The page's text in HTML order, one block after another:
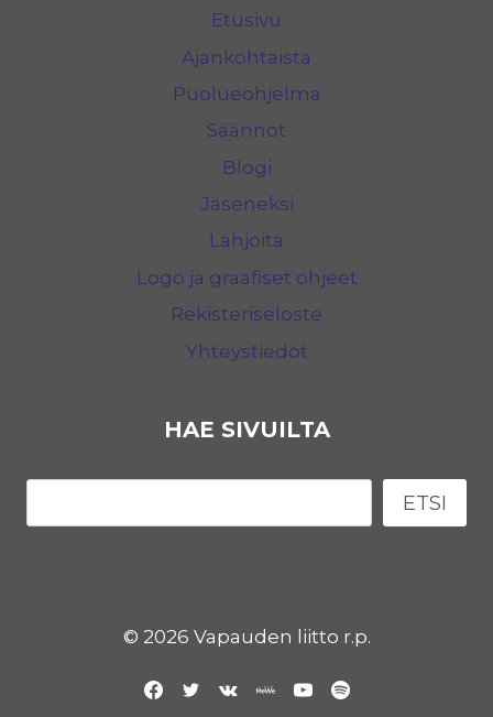
Etusivu
Ajankohtaista
Puolueohjelma
Säännöt
Blogi
Jäseneksi
Lahjoita
Logo ja graafiset ohjeet
Rekisteriseloste
Yhteystiedot
HAE SIVUILTA
ETSI
© 2026 Vapauden liitto r.p.